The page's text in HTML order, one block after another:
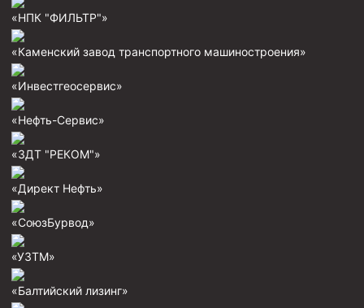
Муфта ОТТГ 146
Буровое оборудование
Оборудование для трубопроводов и манифольдов
Буровые насосы
Противовыбросовое оборудование
«НПК "ФИЛЬТР"»
«Каменский завод транспортного машиностроения»
«Инвестгеосервис»
«Нефть-Сервис»
«ЗДТ "РЕКОМ"»
«Директ Нефть»
«СоюзБурвод»
«УЗТМ»
«Балтийский лизинг»